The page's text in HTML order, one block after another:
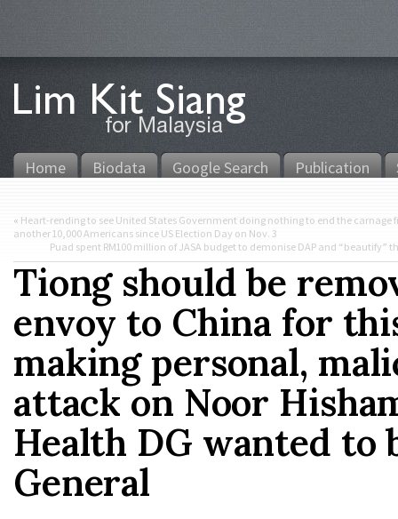
Home Biodata Google Search Publication
« Heart-rending to see United States Government doing nothing to end the
another 10,000 Americans since US Election Day on Nov. 3
Puad spent RM100 million of JASA budget to demonise DAP and
Tiong should be
envoy to China for
making personal,
attack on Noor
Health DG wanted to
General